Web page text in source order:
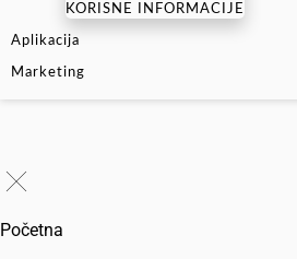
KORISNE INFORMACIJE
Aplikacija
Marketing
Početna